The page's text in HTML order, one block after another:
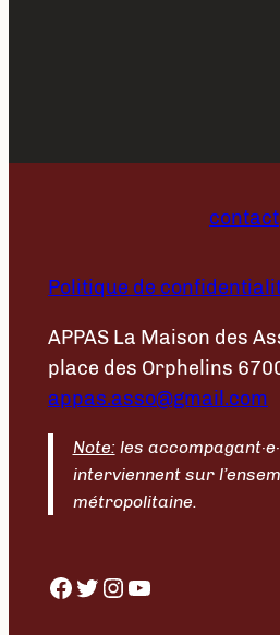
contact
Politique de
APPAS La Maison des
place des Orphelins
appas.asso@gmail.com
Note: les
interviennent sur
métropolitaine.
Facebook Twitter Instagram YouTube